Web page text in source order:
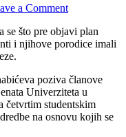
a Comment
se što pre objavi plan
i njihove porodice imali
poziva članove
Univerziteta u
četvrtim studentskim
na osnovu kojih se